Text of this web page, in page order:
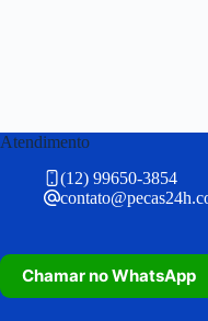
Atendimento
(12) 99650-3854
Chamar no WhatsApp